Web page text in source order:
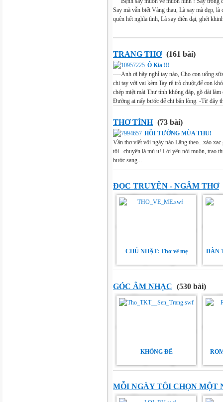
Say mà vẫn biết Vàng thau, Là say mà đẹp, là
quên hết nghĩa tình, Là say điên dại, ghét
TRANG THƠ (161 bài)
Ô Kìa !!!
----Anh ơi hãy nghỉ tay nào, Cho con uống
chi tay với vai kèm Tay rê trỏ chuột,để con
chép miệt mài Thư tình không đáp, gõ dài
Đường ai nấy bước để chi bận lòng. -Từ đây
THƠ TÌNH (73 bài)
HỒI TƯỞNG MÙA THU!
Vần thơ viết vội ngày nào Lặng theo...xào
tôi...chuyện lá mù u! Lời yêu nói muộn, trao
bước sang...
ĐỌC TRUYỆN - NGÂM THƠ
CHỦ NHẬT: Thơ về mẹ ĐÀN
GÓC ÂM NHẠC (530 bài)
KHÔNG ĐỀ
MỖI NGÀY TÔI CHỌN MỘT